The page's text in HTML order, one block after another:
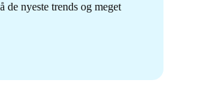
de nyeste trends og meget